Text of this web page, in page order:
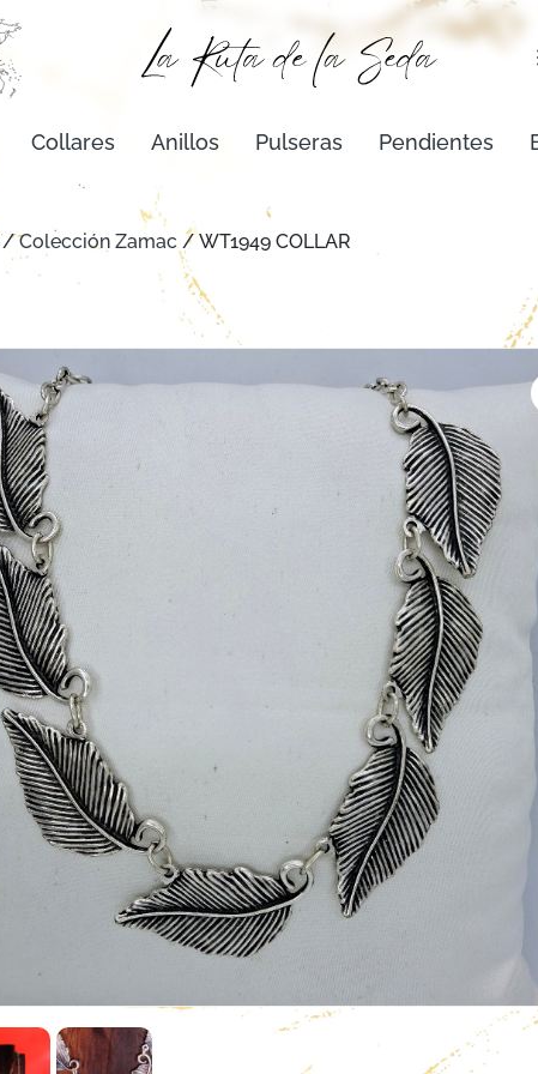
Collares Anillos Pulseras Pendientes
/Colección Zamac / WT1949 COLLAR